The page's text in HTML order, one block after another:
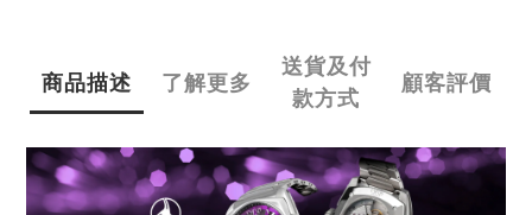
商品描述 了解更多
送貨及付
款方式
顧客評價